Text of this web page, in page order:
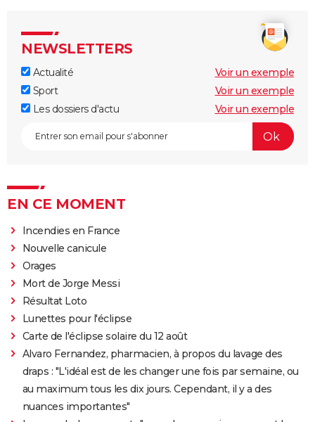
NEWSLETTERS
Actualité
Voir un exemple
Sport
Voir un exemple
Les dossiers d'actu
Voir un exemple
EN CE MOMENT
Incendies en France
Nouvelle canicule
Orages
Mort de Jorge Messi
Résultat Loto
Lunettes pour l'éclipse
Carte de l'éclipse solaire du 12 août
Alvaro Fernandez, pharmacien, à propos du lavage des
draps : "L'idéal est de les changer une fois par semaine, ou
au maximum tous les dix jours. Cependant, il y a des
nuances importantes"